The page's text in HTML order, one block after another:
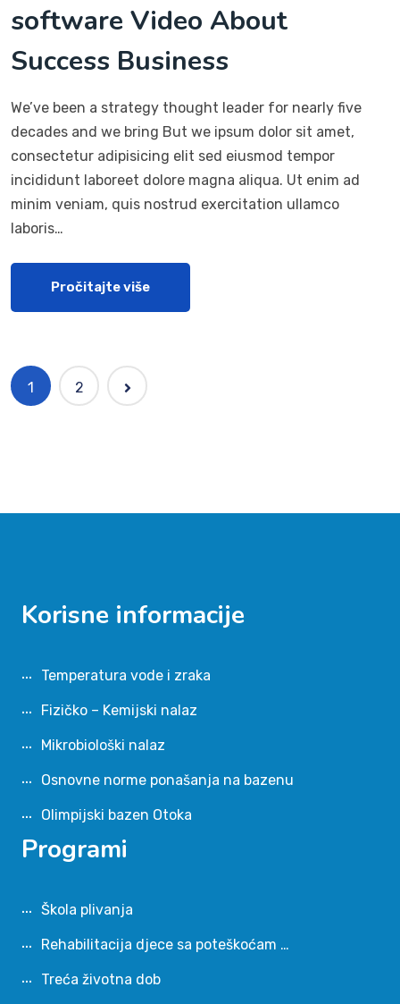
software Video About
Success Business
We’ve been a strategy thought leader for nearly five
decades and we bring But we ipsum dolor sit amet,
consectetur adipisicing elit sed eiusmod tempor
incididunt laboreet dolore magna aliqua. Ut enim ad
minim veniam, quis nostrud exercitation ullamco
laboris…
Pročitajte više
1 2
Korisne informacije
Temperatura vode i zraka
Fizičko – Kemijski nalaz
Mikrobiološki nalaz
Osnovne norme ponašanja na bazenu
Olimpijski bazen Otoka
Programi
Škola plivanja
Rehabilitacija djece sa poteškoćam …
Treća životna dob